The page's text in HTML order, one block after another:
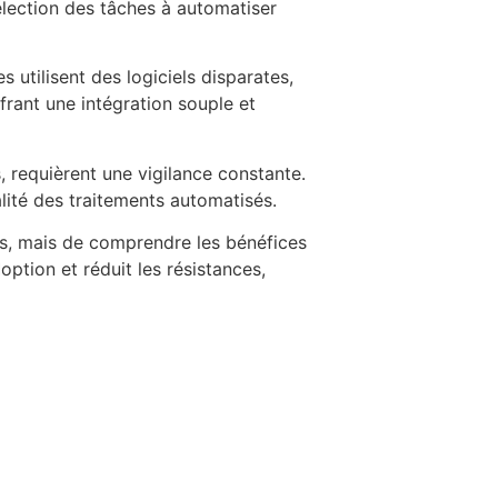
des tâches à automatiser
utilisent des logiciels disparates,
une intégration souple et
une vigilance constante.
des traitements automatisés.
mais de comprendre les bénéfices
et réduit les résistances,